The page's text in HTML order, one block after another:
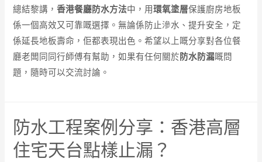
總結黎講，香港餐廳防水方法中，用環氧塗層保護廚房地板
係一個高效又可靠嘅選擇。無論係防止滲水、提升安全，定
係延長地板壽命，佢都表現出色。希望以上嘅分享對各位餐
廳老闆同同行師傅有幫助，如果有任何關於防水防漏嘅問
題，隨時可以交流討論。
防水工程案例分享：香港高層
住宅天台點樣止漏？